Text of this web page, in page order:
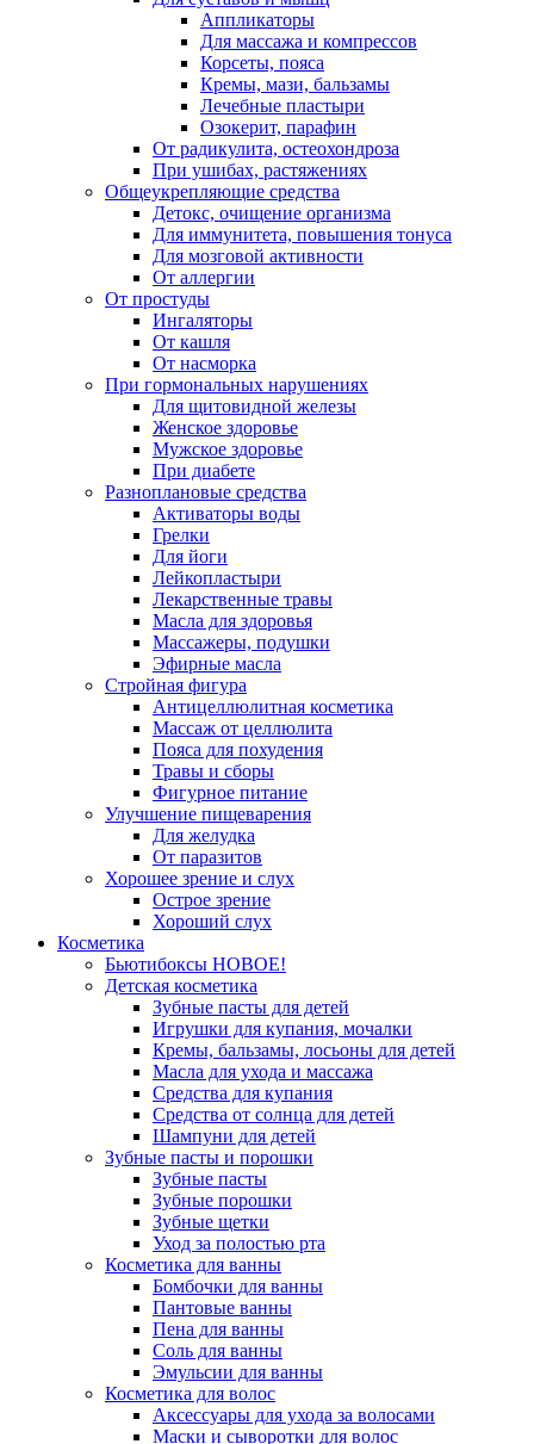
Аппликаторы
Для массажа и компрессов
Корсеты, пояса
Кремы, мази, бальзамы
Лечебные пластыри
Озокерит, парафин
От радикулита, остеохондроза
При ушибах, растяжениях
Общеукрепляющие средства
Детокс, очищение организма
Для иммунитета, повышения тонуса
Для мозговой активности
От аллергии
От простуды
Ингаляторы
От кашля
От насморка
При гормональных нарушениях
Для щитовидной железы
Женское здоровье
Мужское здоровье
При диабете
Разноплановые средства
Активаторы воды
Грелки
Для йоги
Лейкопластыри
Лекарственные травы
Масла для здоровья
Массажеры, подушки
Эфирные масла
Стройная фигура
Антицеллюлитная косметика
Массаж от целлюлита
Пояса для похудения
Травы и сборы
Фигурное питание
Улучшение пищеварения
Для желудка
От паразитов
Хорошее зрение и слух
Острое зрение
Хороший слух
Косметика
Бьютибоксы НОВОЕ!
Детская косметика
Зубные пасты для детей
Игрушки для купания, мочалки
Кремы, бальзамы, лосьоны для детей
Масла для ухода и массажа
Средства для купания
Средства от солнца для детей
Шампуни для детей
Зубные пасты и порошки
Зубные пасты
Зубные порошки
Зубные щетки
Уход за полостью рта
Косметика для ванны
Бомбочки для ванны
Пантовые ванны
Пена для ванны
Соль для ванны
Эмульсии для ванны
Косметика для волос
Аксессуары для ухода за волосами
Маски и сыворотки для волос